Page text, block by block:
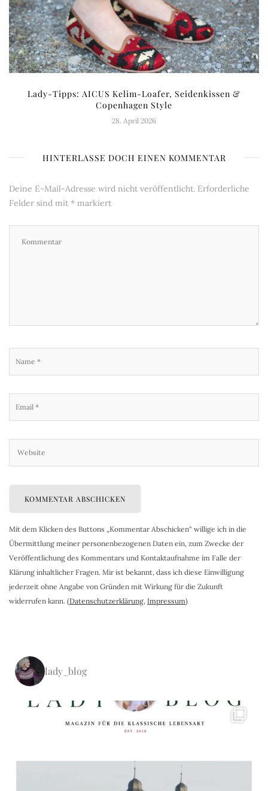
Lady-Tipps: AICUS Kelim-Loafer, Seidenkissen &
Copenhagen Style
28. April 2026
HINTERLASSE DOCH EINEN KOMMENTAR
Deine E-Mail-Adresse wird nicht veröffentlicht. Erforderliche
Felder sind mit * markiert
Mit dem Klicken des Buttons „Kommentar Abschicken“ willige ich in die
Übermittlung meiner personenbezogenen Daten ein, zum Zwecke der
Veröffentlichung des Kommentars und Kontaktaufnahme im Falle der
Klärung inhaltlicher Fragen. Mir ist bekannt, dass ich diese Einwilligung
jederzeit ohne Angabe von Gründen mit Wirkung für die Zukunft
widerrufen kann. (Datenschutzerklärung, Impressum)
lady_blog